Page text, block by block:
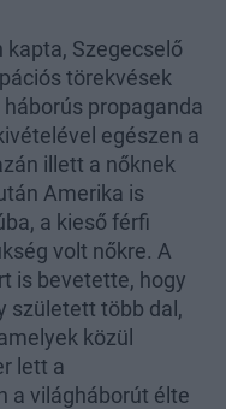
kapta, Szegecselő
törekvések
propaganda
egészen a
illett a nőknek
Amerika is
a kieső férfi
volt nőkre. A
is bevetette, hogy
született több dal,
közül
lett a
a világháborút élte